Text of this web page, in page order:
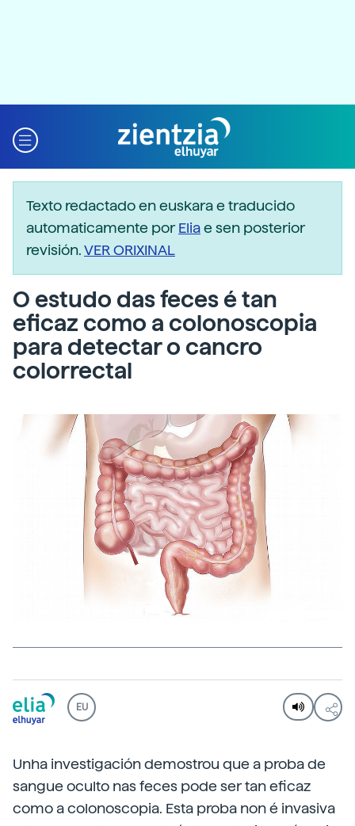
Texto redactado en euskara e traducido
automaticamente porEliae sen posterior
revisión.VER ORIXINAL
O estudo das feces é tan
eficaz como a colonoscopia
para detectar o cancro
colorrectal
EU
Unha investigación demostrou que a proba de
sangue oculto nas feces pode ser tan eficaz
como a colonoscopia. Esta proba non é invasiva